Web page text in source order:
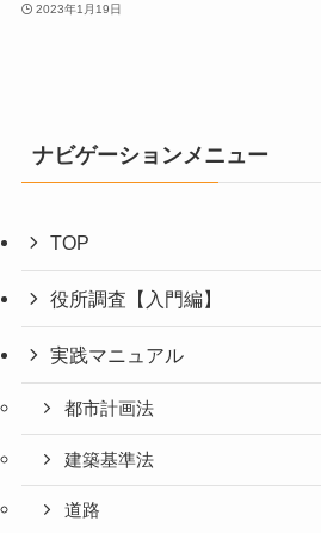
2023年1月19日
ナビゲーションメニュー
TOP
役所調査【入門編】
実践マニュアル
都市計画法
建築基準法
道路